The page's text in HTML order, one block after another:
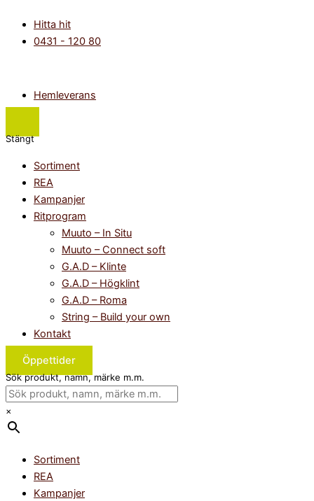
innehåll
Hitta hit
0431 - 120 80
Hemleverans
Stängt
Menu
Sortiment
REA
Kampanjer
Ritprogram
Muuto – In Situ
Muuto – Connect soft
G.A.D – Klinte
G.A.D – Högklint
G.A.D – Roma
String – Build your own
Kontakt
Öppettider
Sök produkt, namn, märke m.m.
×
Menu
Sortiment
REA
Kampanjer
tak/vägglampa
300kr
600kr
ursprungliga
priset
nuvarande
priset